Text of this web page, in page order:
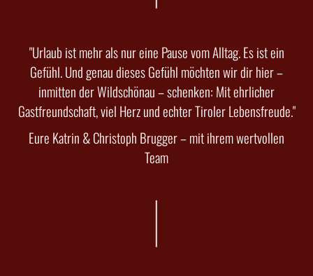
"Urlaub ist mehr als nur eine Pause vom Alltag. Es ist ein
Gefühl. Und genau dieses Gefühl möchten wir dir hier –
inmitten der Wildschönau – schenken: Mit ehrlicher
Gastfreundschaft, viel Herz und echter Tiroler Lebensfreude."
Eure Katrin & Christoph Brugger – mit ihrem wertvollen
Team